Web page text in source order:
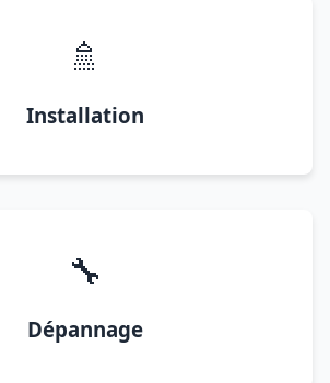
🚿
Installation
🔧
Dépannage